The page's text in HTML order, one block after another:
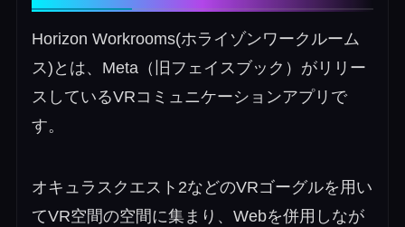
Horizon Workrooms(ホライゾンワークルーム
ス)とは、Meta（旧フェイスブック）がリリー
スしているVRコミュニケーションアプリで
す。
オキュラスクエスト2などのVRゴーグルを用い
てVR空間の空間に集まり、Webを併用しなが